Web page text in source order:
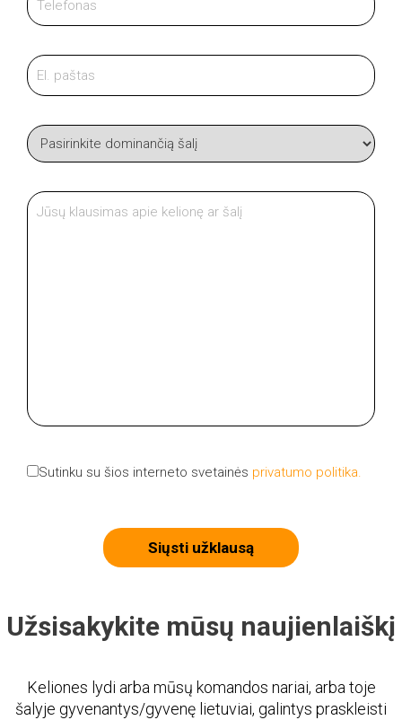
Sutinku su šios interneto svetainės privatumo politika.
Siųsti užklausą
Užsisakykite mūsų naujienlaiškį
Keliones lydi arba mūsų komandos nariai, arba toje
šalyje gyvenantys/gyvenę lietuviai, galintys praskleisti